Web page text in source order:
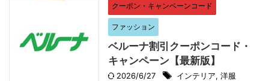
クーポン・キャンペーンコード
ファッション
ベルーナ割引クーポンコード・
キャンペーン【最新版】
2026/6/27 インテリア, 洋服